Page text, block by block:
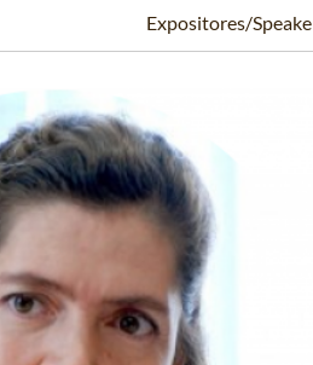
Expositores/